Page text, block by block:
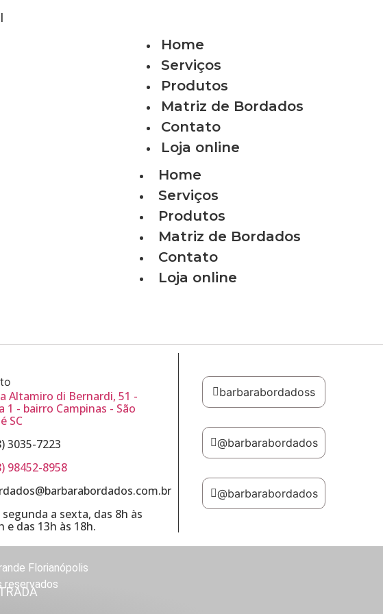
Home
Serviços
Produtos
Matriz de Bordados
Contato
Loja online
Home
Serviços
Produtos
Matriz de Bordados
Contato
Loja online
Altamiro di Bernardi, 51 -
1 - bairro Campinas - São
SC
3035-7223
98452-8958
segunda a sexta, das 8h às
e das 13h às 18h.
barbarabordadoss
@barbarabordados
@barbarabordados
Florianópolis
reservados